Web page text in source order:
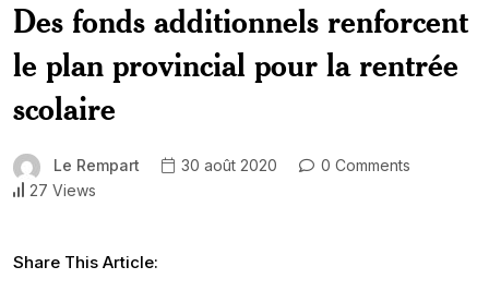
Des fonds additionnels renforcent
le plan provincial pour la rentrée
scolaire
Le Rempart 30 août 2020
0 Comments
27 Views
Share This Article: